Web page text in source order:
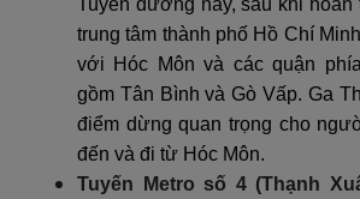
trung tâm thành phố Hồ Chí
với Hóc Môn và các quận
gồm Tân Bình và Gò Vấp. Ga
điểm dừng quan trọng cho
đến và đi từ Hóc Môn.
Tuyến Metro số 4 (Thạnh